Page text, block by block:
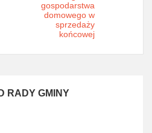
gospodarstwa
domowego w
sprzedaży
końcowej
RADY GMINY